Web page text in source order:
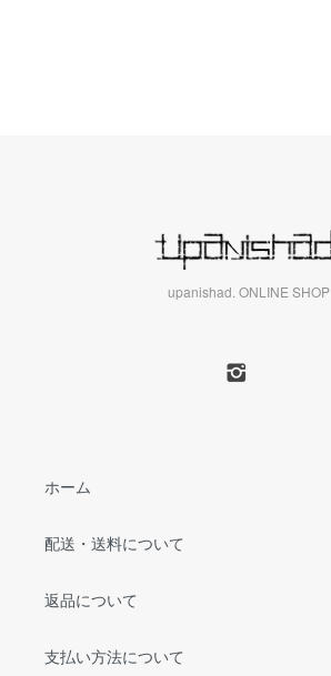
upanishad. ONLINE SHOP
ホーム
配送・送料について
返品について
支払い方法について